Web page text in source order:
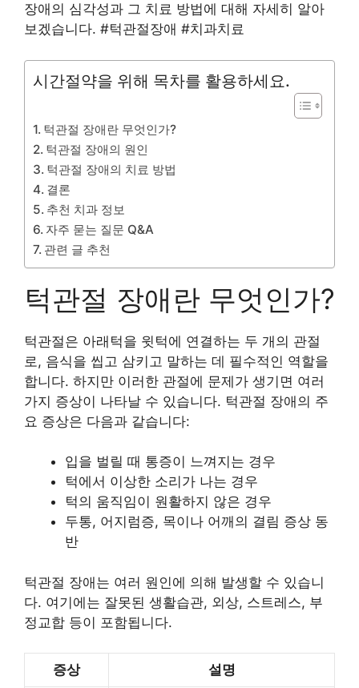
장애의 심각성과 그 치료 방법에 대해 자세히 알아
보겠습니다. #턱관절장애 #치과치료
시간절약을 위해 목차를 활용하세요.
턱관절 장애란 무엇인가?
턱관절 장애의 원인
턱관절 장애의 치료 방법
결론
추천 치과 정보
자주 묻는 질문 Q&A
관련 글 추천
턱관절 장애란 무엇인가?
턱관절은 아래턱을 윗턱에 연결하는 두 개의 관절
로, 음식을 씹고 삼키고 말하는 데 필수적인 역할을
합니다. 하지만 이러한 관절에 문제가 생기면 여러
가지 증상이 나타날 수 있습니다. 턱관절 장애의 주
요 증상은 다음과 같습니다:
입을 벌릴 때 통증이 느껴지는 경우
턱에서 이상한 소리가 나는 경우
턱의 움직임이 원활하지 않은 경우
두통, 어지럼증, 목이나 어깨의 결림 증상 동
반
턱관절 장애는 여러 원인에 의해 발생할 수 있습니
다. 여기에는 잘못된 생활습관, 외상, 스트레스, 부
정교합 등이 포함됩니다.
증상 설명